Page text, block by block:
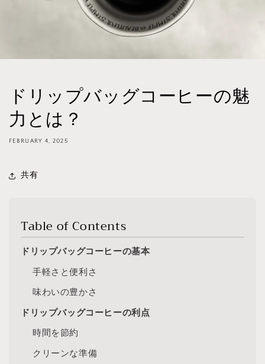
ドリップバッグコーヒーの魅
力とは？
FEBRUARY 4, 2025
共有
Table of Contents
ドリップバッグコーヒーの基本
手軽さと便利さ
味わいの豊かさ
ドリップバッグコーヒーの利点
時間を節約
クリーンな準備